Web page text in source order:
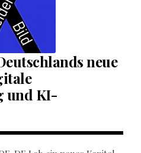
neue
und KI-